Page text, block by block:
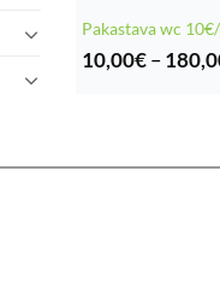
Pakastava wc
10,00€–